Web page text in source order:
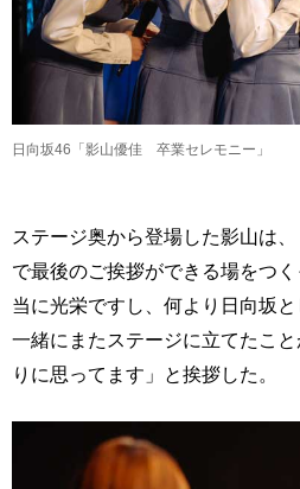
日向坂46「影山優佳 卒業セレモニー」
ステージ奥から登場した影山は
で最後のご挨拶ができる場をつ
当に光栄ですし、何より日向坂
一緒にまたステージに立てたこ
りに思ってます」と挨拶した。